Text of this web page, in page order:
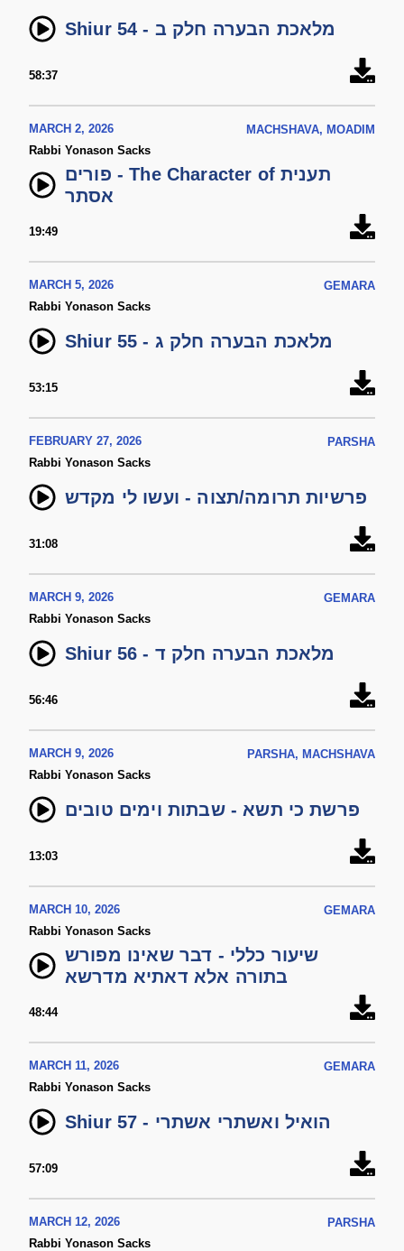
Shiur 54 - מלאכת הבערה חלק ב
58:37
MARCH 2, 2026
MACHSHAVA, MOADIM
Rabbi Yonason Sacks
פורים - The Character of תענית
אסתר
19:49
MARCH 5, 2026
GEMARA
Rabbi Yonason Sacks
Shiur 55 - מלאכת הבערה חלק ג
53:15
FEBRUARY 27, 2026
PARSHA
Rabbi Yonason Sacks
פרשיות תרומה/תצוה - ועשו לי מקדש
31:08
MARCH 9, 2026
GEMARA
Rabbi Yonason Sacks
Shiur 56 - מלאכת הבערה חלק ד
56:46
MARCH 9, 2026
PARSHA, MACHSHAVA
Rabbi Yonason Sacks
פרשת כי תשא - שבתות וימים טובים
13:03
MARCH 10, 2026
GEMARA
Rabbi Yonason Sacks
שיעור כללי - דבר שאינו מפורש
בתורה אלא דאתיא מדרשא
48:44
MARCH 11, 2026
GEMARA
Rabbi Yonason Sacks
Shiur 57 - הואיל ואשתרי אשתרי
57:09
MARCH 12, 2026
PARSHA
Rabbi Yonason Sacks